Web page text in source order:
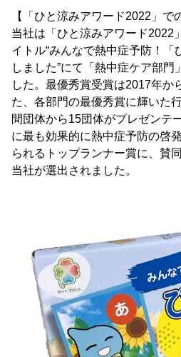
【「ひと涼みアワード2022」で
当社は「ひと涼みアワード2022
イトル“みんなで熱中症予防！「
しました”にて「熱中症ケア部門
した。最優秀賞受賞は2017年か
た、各部門の最優秀賞に輝いた
間団体から15団体がプレゼンテ
に最も効果的に熱中症予防の啓
られるトップランナー賞に、賛
当社が選出されました。